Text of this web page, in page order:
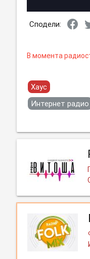
Сподели:
В момента
Хаус
Интернет радио